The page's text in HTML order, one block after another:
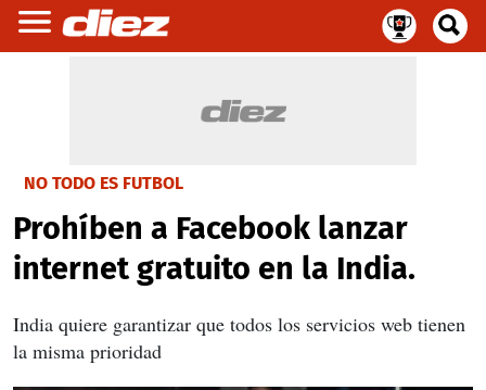
NO TODO ES FUTBOL
Prohíben a Facebook lanzar
internet gratuito en la India.
India quiere garantizar que todos los servicios web tienen
la misma prioridad